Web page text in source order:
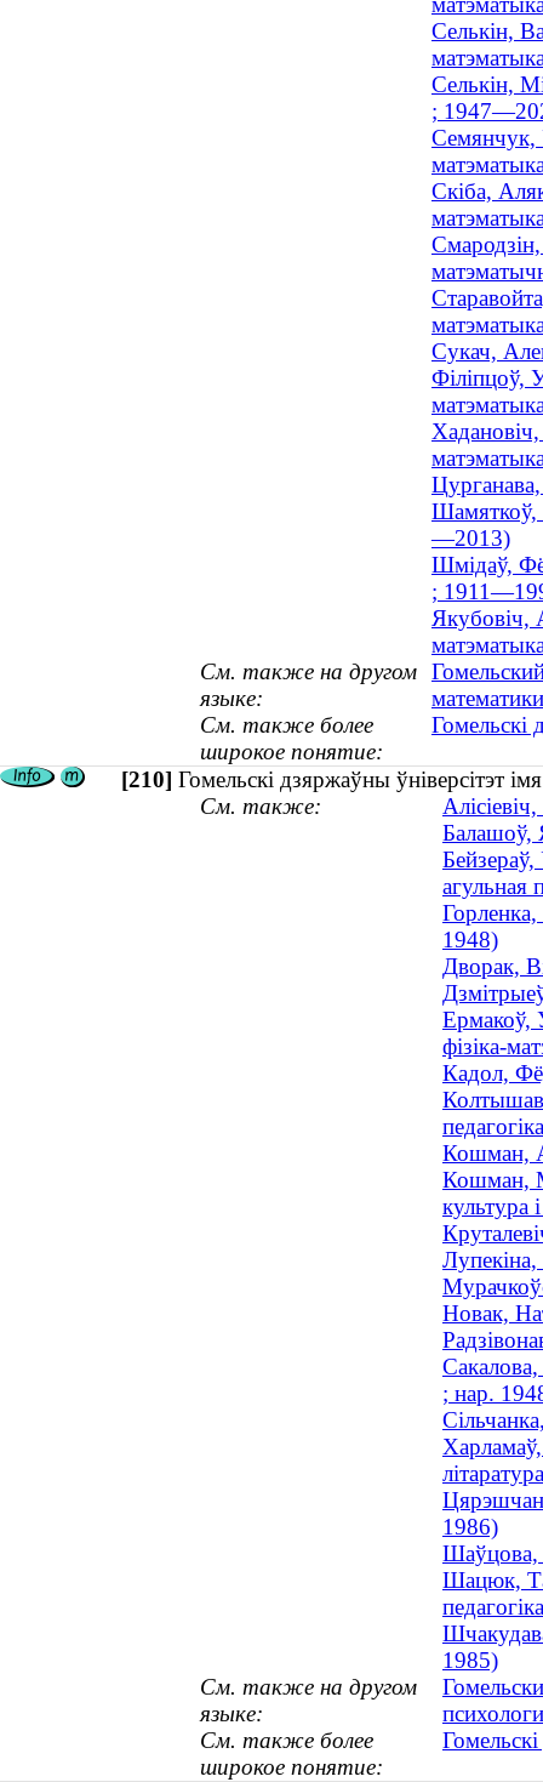
Селькін,
Селькін,
;
Семянчук,
Скіба,
Сукач,
Філіпцоў,
Шамяткоў,
—2013)
Шмідаў,
;
Якубовіч,
См. также на другом
языке:
См. также более
широкое понятие:
Гомельскі
[210] Гомельскі дзяржаўны ўніверсітэт
См. также:
Балашоў,
Бейзераў,
агульная
1948)
Дворак,
Ермакоў,
фізіка-
Кадол,
Кошман,
Кошман,
культура
Новак,
; нар.
Харламаў,
1986)
Шаўцова,
Шацюк,
1985)
См. также на другом
языке:
См. также более
широкое понятие: